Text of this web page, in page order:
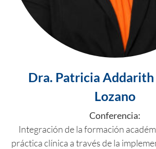
Dra. Patricia Addarith
Lozano
Conferencia:
Integración de la formación
práctica clínica a través de la